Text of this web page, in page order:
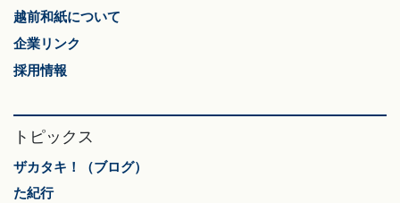
越前和紙について
企業リンク
採用情報
トピックス
ザカタキ！（ブログ）
た紀行